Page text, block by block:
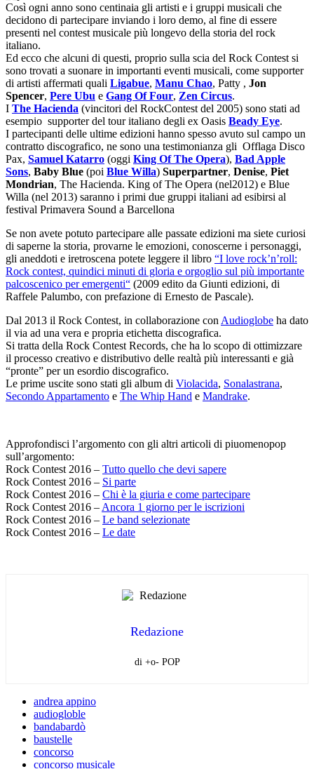
Così ogni anno sono centinaia gli artisti e i gruppi musicali che
decidono di partecipare inviando i loro demo, al fine di essere
presenti nel contest musicale più longevo della storia del rock
italiano.
Ed ecco che alcuni di questi, proprio sulla scia del Rock Contest si
sono trovati a suonare in importanti eventi musicali, come supporter
di artisti affermati quali Ligabue, Manu Chao, Patty , Jon
Spencer, Pere Ubu e Gang Of Four, Zen Circus.
I The Hacienda (vincitori del RockContest del 2005) sono stati ad
esempio supporter del tour italiano degli ex Oasis Beady Eye.
I partecipanti delle ultime edizioni hanno spesso avuto sul campo un
contratto discografico, ne sono una testimonianza gli Offlaga Disco
Pax, Samuel Katarro (oggi King Of The Opera), Bad Apple
Sons, Baby Blue (poi Blue Willa) Superpartner, Denise, Piet
Mondrian, The Hacienda. King of The Opera (nel2012) e Blue
Willa (nel 2013) saranno i primi due gruppi italiani ad esibirsi al
festival Primavera Sound a Barcellona
Se non avete potuto partecipare alle passate edizioni ma siete curiosi
di saperne la storia, provarne le emozioni, conoscerne i personaggi,
gli aneddoti e iretroscena potete leggere il libro “I love rock’n’roll:
Rock contest, quindici minuti di gloria e orgoglio sul più importante
palcoscenico per emergenti“ (2009 edito da Giunti edizioni, di
Raffele Palumbo, con prefazione di Ernesto de Pascale).
Dal 2013 il Rock Contest, in collaborazione con Audioglobe ha dato
il via ad una vera e propria etichetta discografica.
Si tratta della Rock Contest Records, che ha lo scopo di ottimizzare
il processo creativo e distributivo delle realtà più interessanti e già
“pronte” per un esordio discografico.
Le prime uscite sono stati gli album di Violacida, Sonalastrana,
Secondo Appartamento e The Whip Hand e Mandrake.
Approfondisci l’argomento con gli altri articoli di piuomenopop
sull’argomento:
Rock Contest 2016 – Tutto quello che devi sapere
Rock Contest 2016 – Si parte
Rock Contest 2016 – Chi è la giuria e come partecipare
Rock Contest 2016 – Ancora 1 giorno per le iscrizioni
Rock Contest 2016 – Le band selezionate
Rock Contest 2016 – Le date
Redazione
di +o- POP
andrea appino
audiogloble
bandabardò
baustelle
concorso
concorso musicale